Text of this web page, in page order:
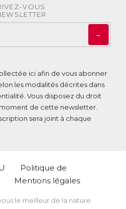
VOUS
→
ici afin de vous abonner
les modalités décrites dans
. Vous disposez du droit
de cette newsletter.
sera joint à chaque
Politique de
Mentions légales
le meilleur de la nature